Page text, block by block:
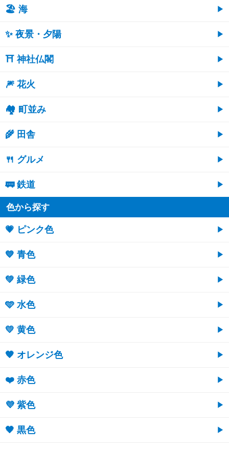
🏖 海
✨ 夜景・夕陽
⛩ 神社仏閣
🎆 花火
🏘 町並み
🌾 田舎
🍴 グルメ
🚃 鉄道
色から探す
💗 ピンク色
💙 青色
💚 緑色
🩵 水色
💛 黄色
🧡 オレンジ色
❤️ 赤色
💜 紫色
🖤 黒色